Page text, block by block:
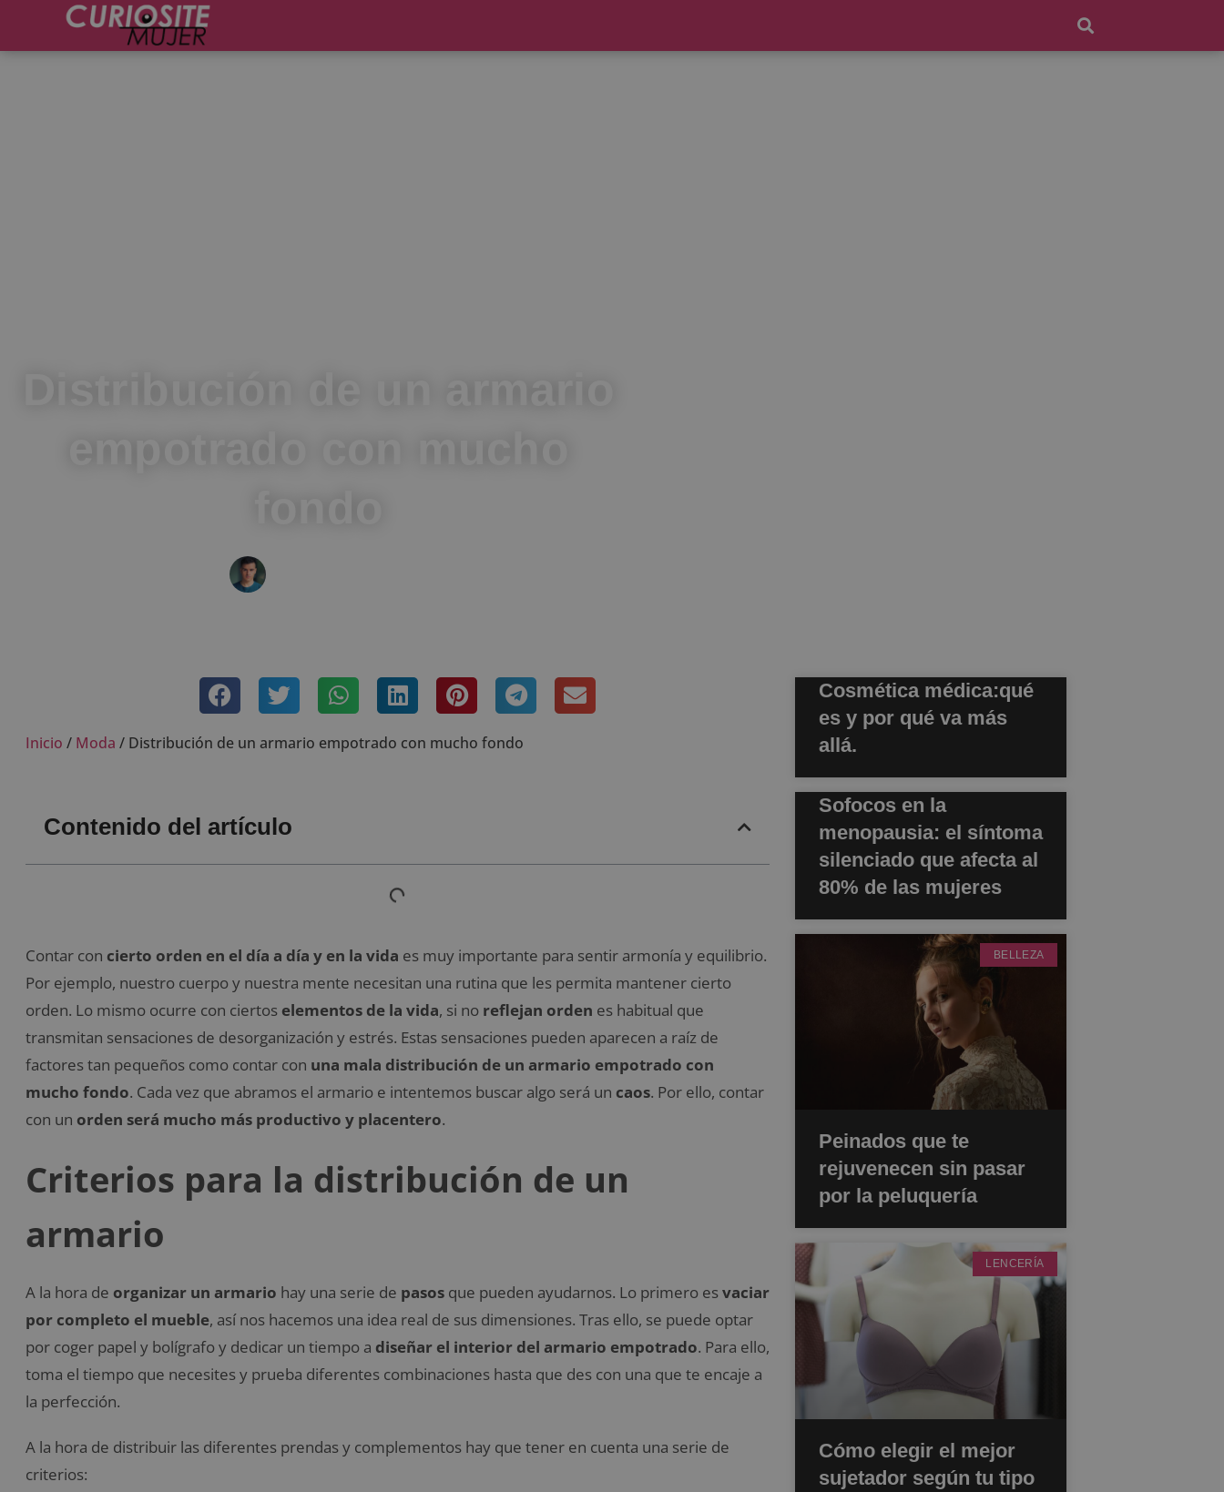
Inicio / Moda / Distribución de un armario empotrado con mucho fondo
Contenido del artículo
Contar con cierto orden en el día a día y en la vida es muy importante para sentir armonía y equilibrio.
Por ejemplo, nuestro cuerpo y nuestra mente necesitan una rutina que les permita mantener cierto
orden. Lo mismo ocurre con ciertos elementos de la vida, si no reflejan orden es habitual que
transmitan sensaciones de desorganización y estrés. Estas sensaciones pueden aparecen a raíz de
factores tan pequeños como contar con una mala distribución de un armario empotrado con
mucho fondo. Cada vez que abramos el armario e intentemos buscar algo será un caos. Por ello, contar
con un orden será mucho más productivo y placentero.
Criterios para la distribución de un
armario
A la hora de organizar un armario hay una serie de pasos que pueden ayudarnos. Lo primero esvaciar
por completo el mueble, así nos hacemos una idea real de sus dimensiones. Tras ello, se puede optar
por coger papel y bolígrafo y dedicar un tiempo a diseñar el interior del armario empotrado. Para ello,
toma el tiempo que necesites y prueba diferentes combinaciones hasta que des con una que te encaje a
la perfección.
A la hora de distribuir las diferentes prendas y complementos hay que tener en cuenta una serie de
criterios:
Cosmética médica:qué
es y por qué va más
allá.
Sofocos en la
menopausia: el síntoma
silenciado que afecta al
80% de las mujeres
BELLEZA
Peinados que te
rejuvenecen sin pasar
por la peluquería
LENCERÍA
Cómo elegir el mejor
sujetador según tu tipo